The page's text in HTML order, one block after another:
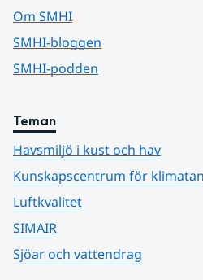
Om SMHI
SMHI-bloggen
SMHI-podden
Teman
Havsmiljö i kust och hav
Kunskapscentrum för
Luftkvalitet
SIMAIR
Sjöar och vattendrag